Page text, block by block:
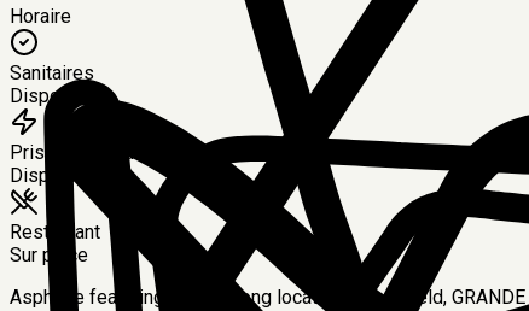
Horaire
Sanitaires
Disponibles
Prise électrique
Disponible
Restaurant
Sur place
Asphalte featuring 3.92km long located in Longfield, GRANDE